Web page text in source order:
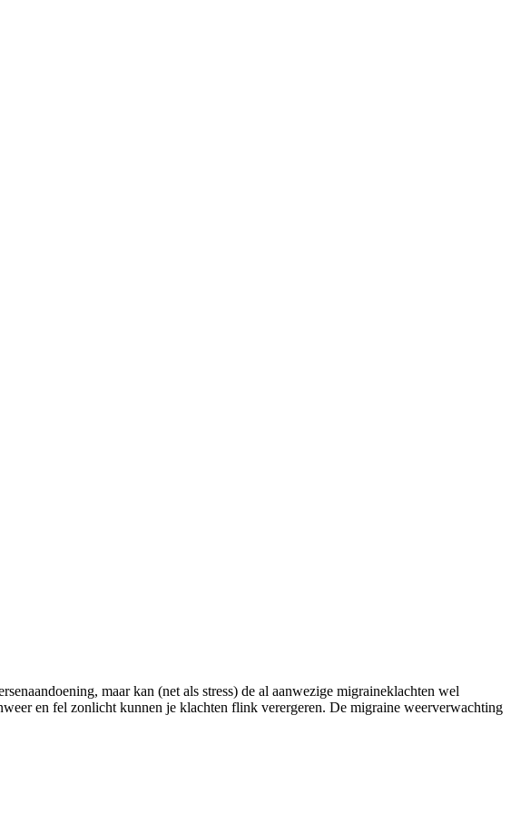
maar kan (net als stress) de al aanwezige migraineklachten wel
en fel zonlicht kunnen je klachten flink verergeren. De migraine weerverwachting